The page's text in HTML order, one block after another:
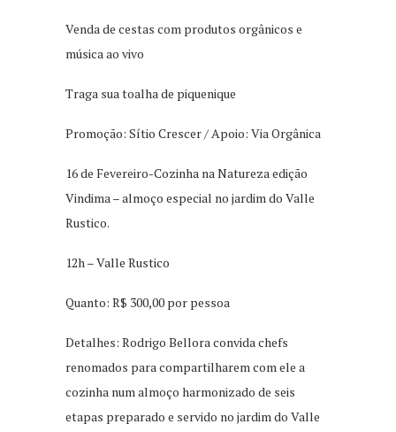
Venda de cestas com produtos orgânicos e
música ao vivo
Traga sua toalha de piquenique
Promoção: Sítio Crescer / Apoio: Via Orgânica
16 de Fevereiro-Cozinha na Natureza edição
Vindima – almoço especial no jardim do Valle
Rustico.
12h – Valle Rustico
Quanto: R$ 300,00 por pessoa
Detalhes: Rodrigo Bellora convida chefs
renomados para compartilharem com ele a
cozinha num almoço harmonizado de seis
etapas preparado e servido no jardim do Valle